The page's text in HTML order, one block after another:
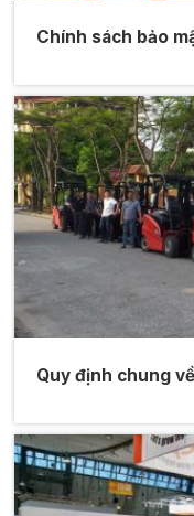
Chính sách bảo
Quy định chung